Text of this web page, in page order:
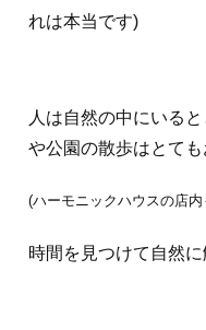
れは本当です)
人は自然の中にいる
や公園の散歩はとても
(ハーモニックハウスの店
時間を見つけて自然